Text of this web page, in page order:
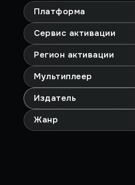
Платформа
Сервис активации
Регион активации
Мультиплеер
Издатель
Жанр